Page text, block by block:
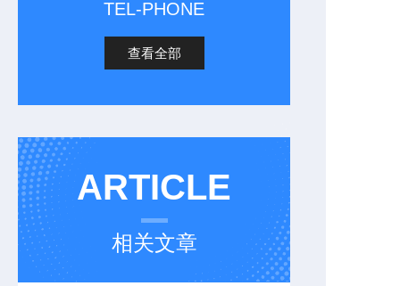
TEL-PHONE
查看全部
ARTICLE
相关文章